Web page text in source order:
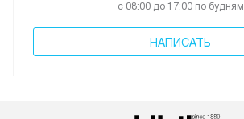
с 08:00 до 17:00 по будням
НАПИСАТЬ